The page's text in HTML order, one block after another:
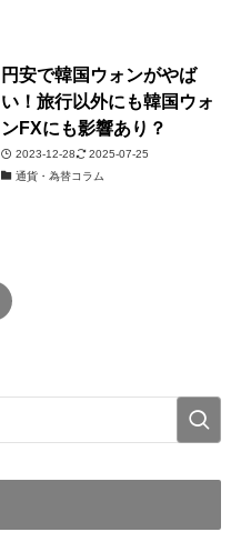
円安で韓国ウォンがやば
い！旅行以外にも韓国ウォ
ンFXにも影響あり？
2023-12-28
2025-07-25
通貨・為替コラム